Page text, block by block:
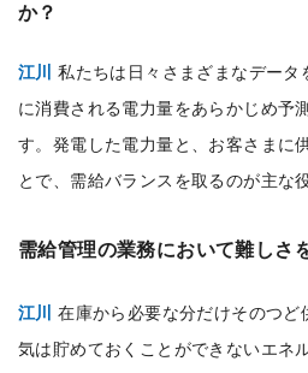
か？
江川
私たちは日々さまざまなデータ
に消費される電力量をあらかじめ予
す。発電した電力量と、お客さまに
とで、需給バランスを取るのが主な
需給管理の業務において難しさ
江川
在庫から必要な分だけそのつど
気は貯めておくことができないエネ